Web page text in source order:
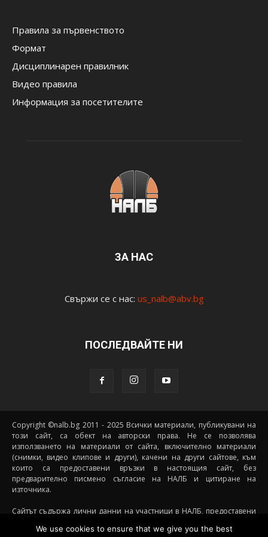
Правила за първенството
Формат
Дисциплинарен правилник
Видео правила
Информация за посетителите
ЗА НАС
Свържи се с нас: us_nalb@abv.bg
ПОСЛЕДВАЙТЕ НИ
Copyright ©nalb.bg 2011 - 2025 Всички материали, публикувани на
този сайт, са обект на авторски права. Не се позволява
използването на материали от сайта, включително материали
(снимки, видео клипове и други), качени на други сайтове, към
които са предоставени връзки в настоящия сайт, без
предварително писмено съгласие на НАЛБ и цитиране на
източника.
Сайтът съдържа лични данни на участници в НАЛБ, предоставени
случай че става дума за непълнолетни участници) посредством
We use cookies to ensure that we give you the best